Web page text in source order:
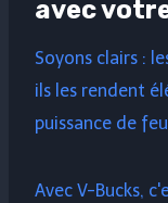
avec
Soyons clairs :
ils les rendent
puissance de
Avec V-Bucks,